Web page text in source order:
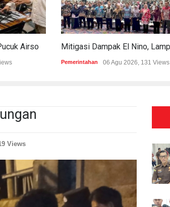
Pemerintahan 06 Agu 2026, 131 Views
Views